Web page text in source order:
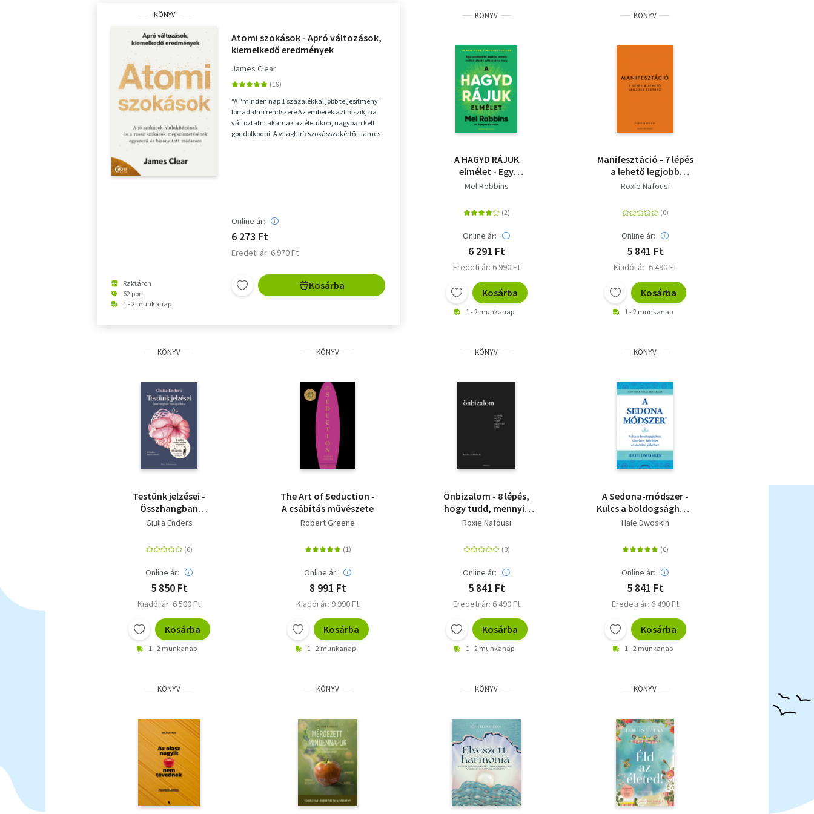
KÖNYV
Raktáron
62 pont
1 - 2 munkanap
Atomi szokások - Apró változások,
kiemelkedő eredmények
James Clear
"A "minden nap 1 százalékkal jobb teljesítmény"
forradalmi rendszere Az emberek azt hiszik, ha
változtatni akarnak az életükön, nagyban kell
gondolkodni. A világhírű szokásszakértő, James
Online ár:
6 273 Ft
Eredeti ár: 6 970 Ft
Kosárba
KÖNYV
A HAGYD RÁJUK
elmélet - Egy
sorsfordító eszköz,
változtatta meg
Mel Robbins
Online ár:
6 291 Ft
Eredeti ár: 6 990 Ft
Kosárba
1 - 2 munkanap
KÖNYV
Manifesztáció - 7 lépés
a lehető legjobb
élethez
Roxie Nafousi
Online ár:
5 841 Ft
Kiadói ár: 6 490 Ft
Kosárba
1 - 2 munkanap
KÖNYV
Testünk jelzései -
Összhangban
önmagunkkal
Giulia Enders
Online ár:
5 850 Ft
Kiadói ár: 6 500 Ft
Kosárba
1 - 2 munkanap
KÖNYV
The Art of Seduction -
A csábítás művészete
Robert Greene
Online ár:
8 991 Ft
Kiadói ár: 9 990 Ft
Kosárba
1 - 2 munkanap
KÖNYV
Önbizalom - 8 lépés,
hogy tudd, mennyit
érsz
Roxie Nafousi
Online ár:
5 841 Ft
Eredeti ár: 6 490 Ft
Kosárba
1 - 2 munkanap
KÖNYV
A Sedona-módszer -
Kulcs a boldogsághoz,
sikerhez, békéhez és
Hale Dwoskin
Online ár:
5 841 Ft
Eredeti ár: 6 490 Ft
Kosárba
1 - 2 munkanap
KÖNYV KÖNYV KÖNYV KÖNYV